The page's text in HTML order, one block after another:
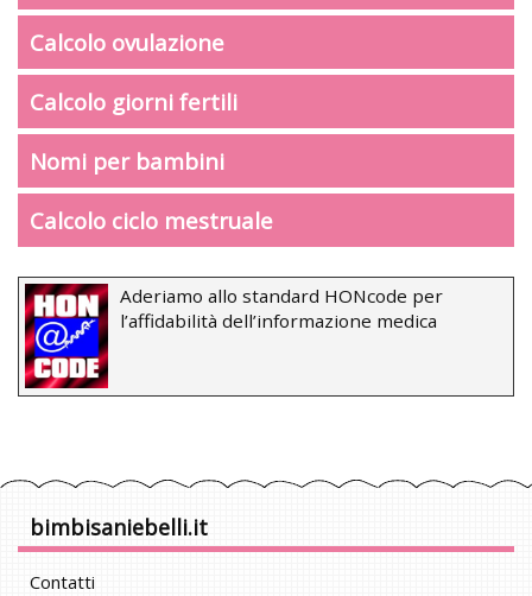
Calcolo ovulazione
Calcolo giorni fertili
Nomi per bambini
Calcolo ciclo mestruale
Aderiamo allo standard HONcode per
l’affidabilità dell’informazione medica
bimbisaniebelli.it
Contatti